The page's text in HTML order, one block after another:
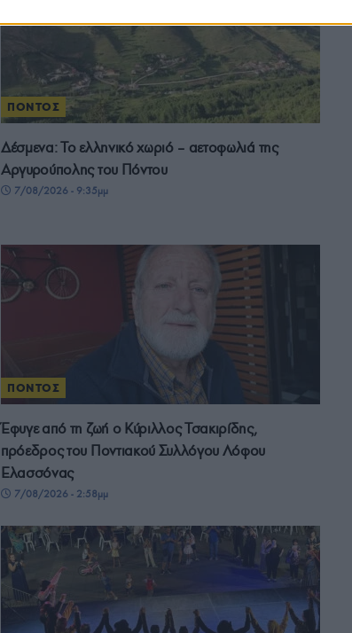
ΠΟΝΤΟΣ
Δέσμενα: Το ελληνικό χωριό – αετοφωλιά της
Αργυρούπολης του Πόντου
7/08/2026 - 9:35μμ
ΠΟΝΤΟΣ
Έφυγε από τη ζωή ο Κύριλλος Τσακιρίδης,
πρόεδρος του Ποντιακού Συλλόγου Λόφου
Ελασσόνας
7/08/2026 - 2:58μμ